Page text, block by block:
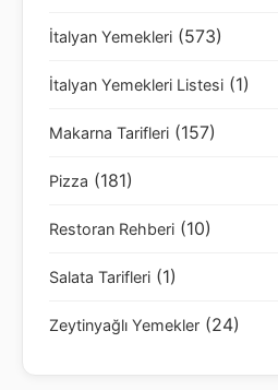
İtalyan Yemekleri (573)
İtalyan Yemekleri Listesi (1)
Makarna Tarifleri (157)
Pizza (181)
Restoran Rehberi (10)
Salata Tarifleri (1)
Zeytinyağlı Yemekler (24)